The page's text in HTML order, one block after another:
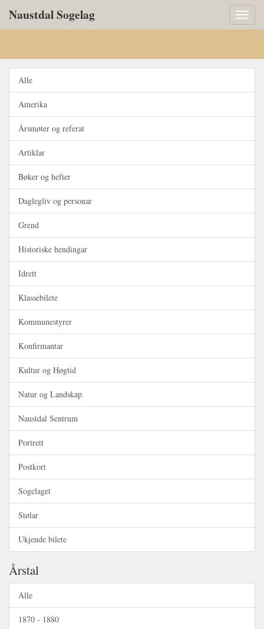
Toggle
Naustdal Sogelag
Alle
Amerika
Årsmøter og referat
Artiklar
Bøker og hefter
Daglegliv og personar
Grend
Historiske hendingar
Idrett
Klassebilete
Kommunestyrer
Konfirmantar
Kultur og Høgtid
Natur og Landskap
Naustdal Sentrum
Portrett
Postkort
Sogelaget
Stølar
Ukjende bilete
Årstal
Alle
1870 - 1880